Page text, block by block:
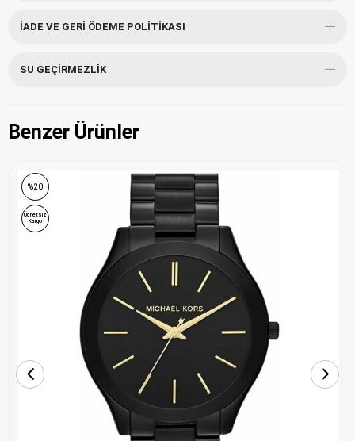
İADE VE GERI ÖDEME POLITIKASI
SU GEÇIRMEZLIK
Benzer Ürünler
%20
Ücretsiz
Kargo